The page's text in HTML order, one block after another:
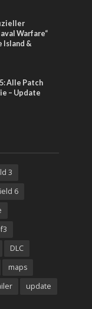
Warfare“
Island &
Alle Patch
– Update
3
6
DLC
maps
update